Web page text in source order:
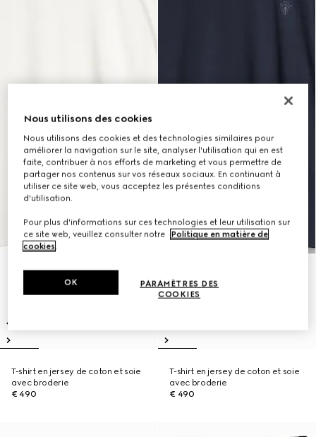
T-shirt en jersey de coton et soie
avec broderie
€ 490
T-shirt en jersey de coton et soie
avec broderie
€ 490
Nous utilisons des cookies
Nous utilisons des cookies et des technologies similaires pour
améliorer la navigation sur le site, analyser l'utilisation qui en est
faite, contribuer à nos efforts de marketing et vous permettre de
partager nos contenus sur vos réseaux sociaux. En continuant à
utiliser ce site web, vous acceptez les présentes conditions
d'utilisation.
Pour plus d'informations sur ces technologies et leur utilisation sur
ce site web, veuillez consulter notre
Politique en matière de
cookies.
PARAMÈTRES DES
COOKIES
OK